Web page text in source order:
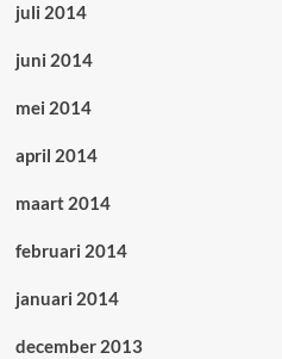
juli 2014
juni 2014
mei 2014
april 2014
maart 2014
februari 2014
januari 2014
december 2013